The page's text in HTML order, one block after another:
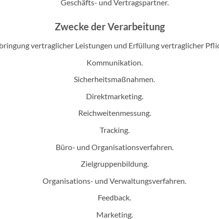
Geschäfts- und Vertragspartner.
Zwecke der Verarbeitung
vertraglicher Leistungen und Erfüllung vertraglicher
Kommunikation.
Sicherheitsmaßnahmen.
Direktmarketing.
Reichweitenmessung.
Tracking.
Büro- und Organisationsverfahren.
Zielgruppenbildung.
Organisations- und Verwaltungsverfahren.
Feedback.
Marketing.